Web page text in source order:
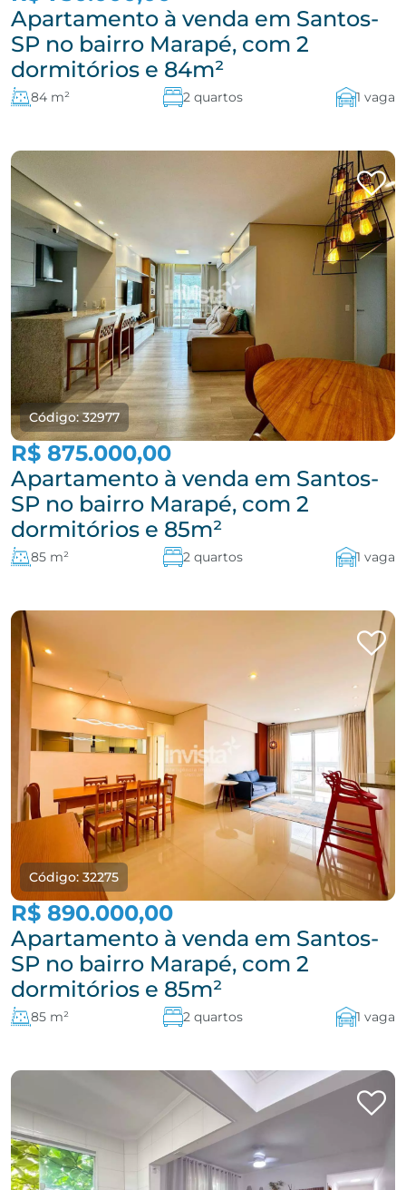
Apartamento à venda em Santos-
SP no bairro Marapé, com 2
dormitórios e 84m²
84 m² 2 quartos 1 vaga
Código: 32977
R$ 875.000,00
Apartamento à venda em Santos-
SP no bairro Marapé, com 2
dormitórios e 85m²
85 m² 2 quartos 1 vaga
Código: 32275
R$ 890.000,00
Apartamento à venda em Santos-
SP no bairro Marapé, com 2
dormitórios e 85m²
85 m² 2 quartos 1 vaga